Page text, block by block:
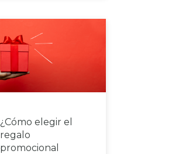
¿Cómo elegir el
regalo
promocional